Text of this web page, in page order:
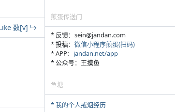
数[v]
煎蛋传送门
* 反馈：sein@jandan.com
* 投稿： 微信小程序煎蛋(扫码)
* APP： jandan.net/app
* 公众号：王摸鱼
鱼塘
* 我的个人戒烟经历